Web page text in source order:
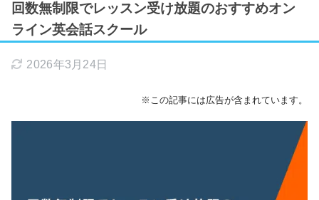
回数無制限でレッスン受け放題のおすすめオン
ライン英会話スクール
2026年3月24日
※この記事には広告が含まれています。